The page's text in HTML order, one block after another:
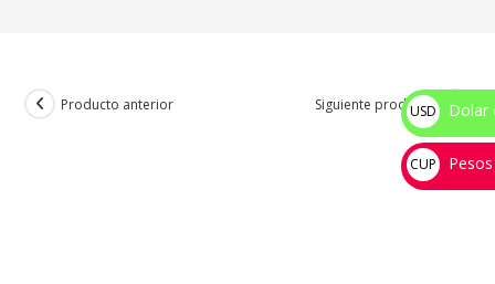
Producto anterior Siguiente producto
USD
$
Dolar
CUP
💰
Pesos